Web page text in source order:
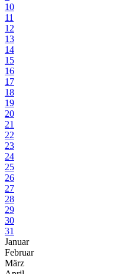
10
11
12
13
14
15
16
17
18
19
20
21
22
23
24
25
26
27
28
29
30
31
Januar
Februar
März